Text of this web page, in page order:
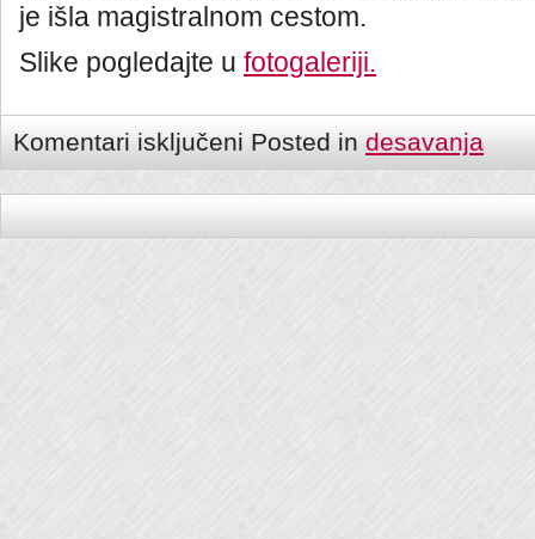
je išla magistralnom cestom.
Slike pogledajte u fotogaleriji.
Komentari isključeni Posted in desavanja